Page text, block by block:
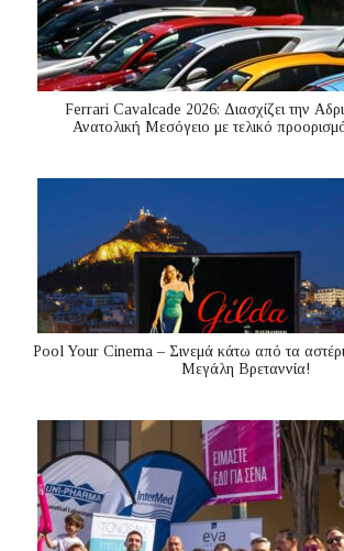
Ferrari Cavalcade 2026: Διασχίζει την
Ανατολική Μεσόγειo με τελικό
Pool Your Cinema – Σινεμά κάτω από τα
Μεγάλη Βρεταννία!